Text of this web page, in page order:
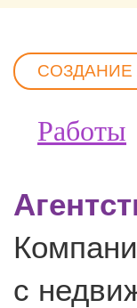
СОЗДАНИЕ
Работы
с